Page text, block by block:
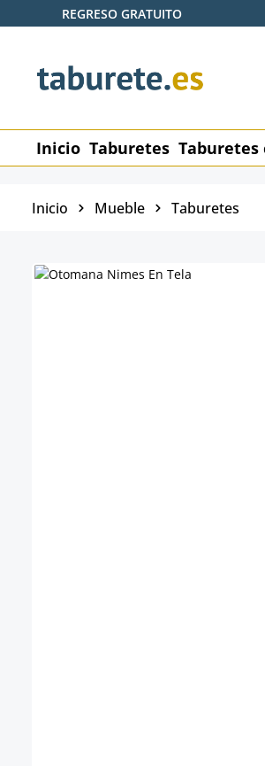
al contenido principal
Saltar a la búsqueda
Saltar a la navegación principal
REGRESO GRATUITO
Inicio Taburetes Taburetes
Inicio Mueble Taburetes